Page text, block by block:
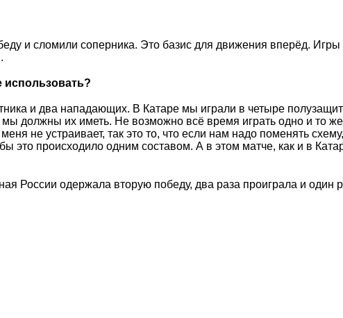
и сломили соперника. Это базис для движения вперёд. Игры
и два нападающих. В Катаре мы играли в четыре
должны их иметь. Не возможно всё время играть одно и то
не устраивает, так это то, что если нам надо поменять схему,
это происходило одним составом. А в этом матче, как и в
России одержала вторую победу, два раза проиграла и один